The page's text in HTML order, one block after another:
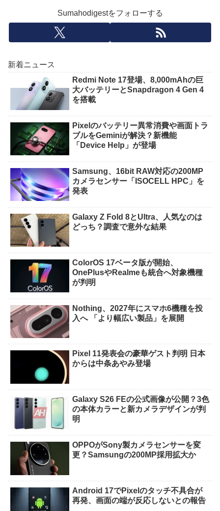
Sumahodigestをフォローする
新着ニュース
Redmi Note 17登場、8,000mAhの巨
大バッテリーとSnapdragon 4 Gen 4
を搭載
Pixelのバッテリー異常消費や画面トラ
ブルをGeminiが解決？新機能
「Device Help」が登場
Samsung、16bit RAW対応の200MP
カメラセンサー「ISOCELL HPC」を
発表
Galaxy Z Fold 8とUltra、人気なのは
どっち？調査で意外な結果
ColorOS 17ベータ版が開始、
OnePlusやRealmeも統合へ対象機種
が判明
Nothing、2027年にスマホ6機種を投
入へ 「より幅広い製品」を展開
Pixel 11発表会の豪華ゲスト判明 日本
からは中条あやみ登場
Galaxy S26 FEの公式画像が公開？3色
の本体カラーと新カメラデザインが判
明
OPPOがSony製カメラセンサーを変
更？Samsungの200MP採用拡大か
Android 17でPixelのタッチ不具合が
再発、画面の端が反応しないとの報告